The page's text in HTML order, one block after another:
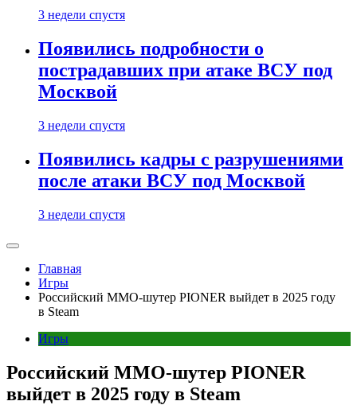
3 недели спустя
Появились подробности о
пострадавших при атаке ВСУ под
Москвой
3 недели спустя
Появились кадры с разрушениями
после атаки ВСУ под Москвой
3 недели спустя
Главная
Игры
Российский MMO-шутер PIONER выйдет в 2025 году
в Steam
Игры
Российский MMO-шутер PIONER
выйдет в 2025 году в Steam